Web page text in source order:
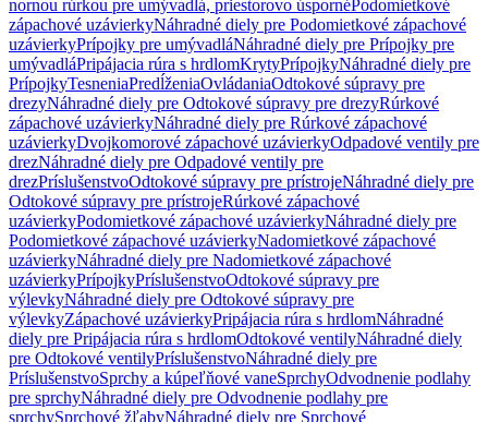
nornou rúrkou pre umývadlá, priestorovo úspornéPodomietkové
zápachové uzávierkyNáhradné diely pre Podomietkové zápachové
uzávierkyPrípojky pre umývadláNáhradné diely pre Prípojky pre
umývadláPripájacia rúra s hrdlomKrytyPrípojkyNáhradné diely pre
PrípojkyTesneniaPredĺženiaOvládaniaOdtokové súpravy pre
drezyNáhradné diely pre Odtokové súpravy pre drezyRúrkové
zápachové uzávierkyNáhradné diely pre Rúrkové zápachové
uzávierkyDvojkomorové zápachové uzávierkyOdpadové ventily pre
drezNáhradné diely pre Odpadové ventily pre
drezPríslušenstvoOdtokové súpravy pre prístrojeNáhradné diely pre
Odtokové súpravy pre prístrojeRúrkové zápachové
uzávierkyPodomietkové zápachové uzávierkyNáhradné diely pre
Podomietkové zápachové uzávierkyNadomietkové zápachové
uzávierkyNáhradné diely pre Nadomietkové zápachové
uzávierkyPrípojkyPríslušenstvoOdtokové súpravy pre
výlevkyNáhradné diely pre Odtokové súpravy pre
výlevkyZápachové uzávierkyPripájacia rúra s hrdlomNáhradné
diely pre Pripájacia rúra s hrdlomOdtokové ventilyNáhradné diely
pre Odtokové ventilyPríslušenstvoNáhradné diely pre
PríslušenstvoSprchy a kúpeľňové vaneSprchyOdvodnenie podlahy
pre sprchyNáhradné diely pre Odvodnenie podlahy pre
sprchySprchové žľabyNáhradné diely pre Sprchové